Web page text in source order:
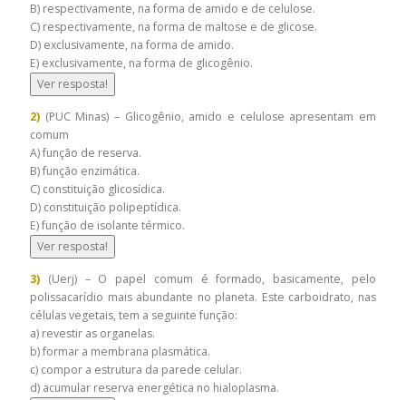
B) respectivamente, na forma de amido e de celulose.
C) respectivamente, na forma de maltose e de glicose.
D) exclusivamente, na forma de amido.
E) exclusivamente, na forma de glicogênio.
Ver resposta!
2) (PUC Minas) – Glicogênio, amido e celulose apresentam em
comum
A) função de reserva.
B) função enzimática.
C) constituição glicosídica.
D) constituição polipeptídica.
E) função de isolante térmico.
Ver resposta!
3) (Uerj) – O papel comum é formado, basicamente, pelo
polissacarídio mais abundante no planeta. Este carboidrato, nas
células vegetais, tem a seguinte função:
a) revestir as organelas.
b) formar a membrana plasmática.
c) compor a estrutura da parede celular.
d) acumular reserva energética no hialoplasma.